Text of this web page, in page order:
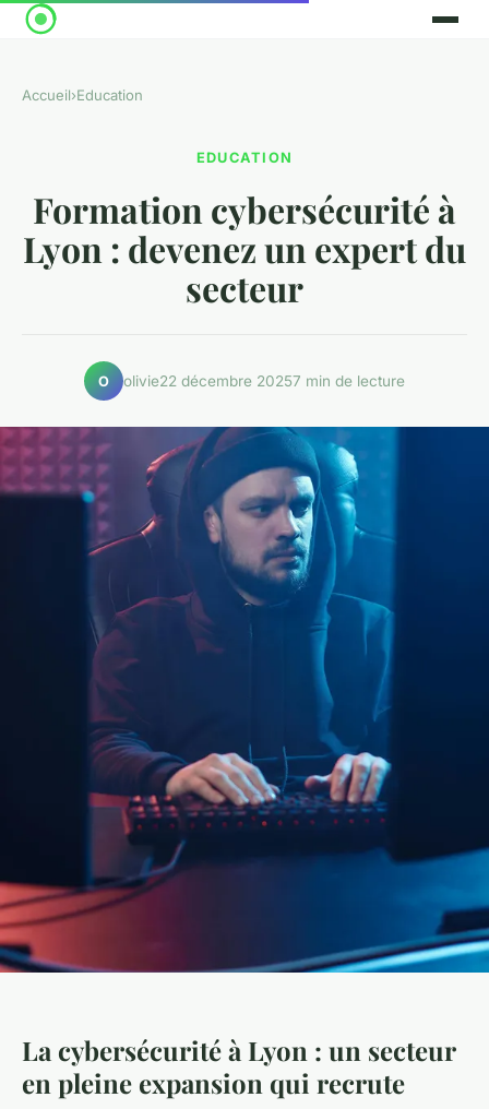
Accueil›Education
EDUCATION
Formation cybersécurité à
Lyon : devenez un expert du
secteur
O olivie22 décembre 20257 min de lecture
La cybersécurité à Lyon : un secteur
en pleine expansion qui recrute